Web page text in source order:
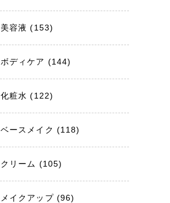
美容液 (153)
ボディケア (144)
化粧水 (122)
ベースメイク (118)
クリーム (105)
メイクアップ (96)